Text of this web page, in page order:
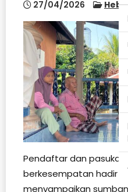
27/04/2026
Pendaftar dan pasukan
berkesempatan hadir
menyampaikan